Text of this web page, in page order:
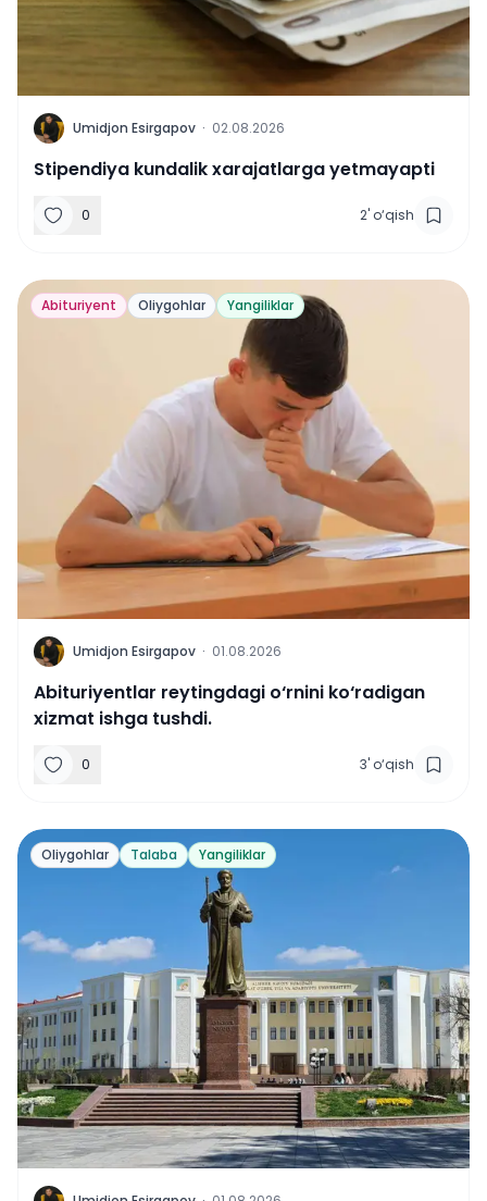
U Umidjon Esirgapov · 02.08.2026
Stipendiya kundalik xarajatlarga yetmayapti
0 2' o‘qish
Abituriyent Oliygohlar Yangiliklar
U Umidjon Esirgapov · 01.08.2026
Abituriyentlar reytingdagi o‘rnini ko‘radigan
xizmat ishga tushdi.
0 3' o‘qish
Oliygohlar Talaba Yangiliklar